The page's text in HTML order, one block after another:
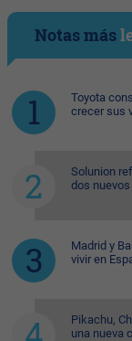
Notas más
Toyota
crecer sus
Solunion
dos
Madrid y
vivir en
Pikachu,
una nueva